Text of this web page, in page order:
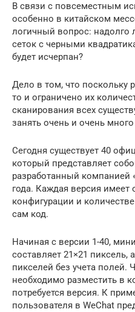
В связи с повсеместным
особенно в китайском
логичный вопрос: надолго
сеток с черными
будет исчерпан?
Дело в том, что поскольку
то и ограничено их
сканирования всех
занять очень и очень
Сегодня существует 40
который представляет
разработанный компанией
года. Каждая версия имеет
конфигурации и
сам код.
Начиная с версии 1-40,
составляет 21×21
пикселей без учета
необходимо разместить в
потребуется версия. К
пользователя в WeChat